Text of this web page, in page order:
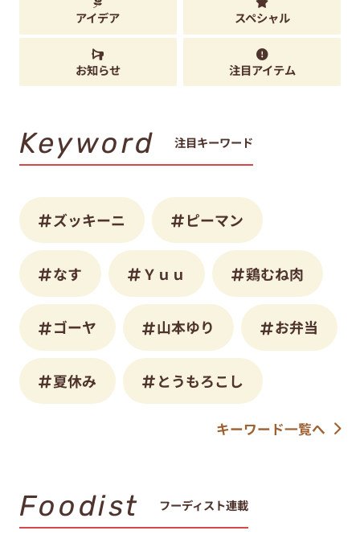
アイデア スペシャル
お知らせ 注目アイテム
Keyword 注目キーワード
ズッキーニ ピーマン
なす Ｙｕｕ 鶏むね肉
ゴーヤ 山本ゆり お弁当
夏休み とうもろこし
キーワード一覧へ
Foodist フーディスト連載